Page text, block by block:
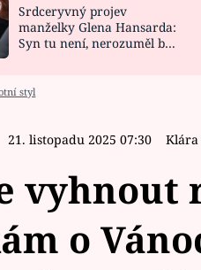
CELEBRITY
VAŘENÍ
Srdceryvný projev
manželky Glena Hansarda:
Syn tu není, nerozuměl by
styl
21. listopadu 2025 07:30 Klára
o